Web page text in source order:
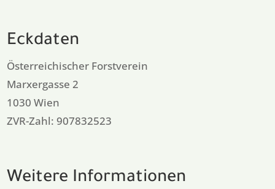
Eckdaten
Österreichischer Forstverein
Marxergasse 2
1030 Wien
ZVR-Zahl: 907832523
Weitere Informationen